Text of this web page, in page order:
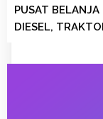
PUSAT
DIESEL,